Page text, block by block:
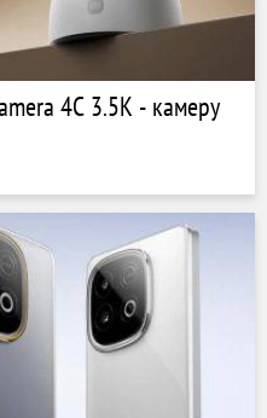
4C 3.5K - камеру